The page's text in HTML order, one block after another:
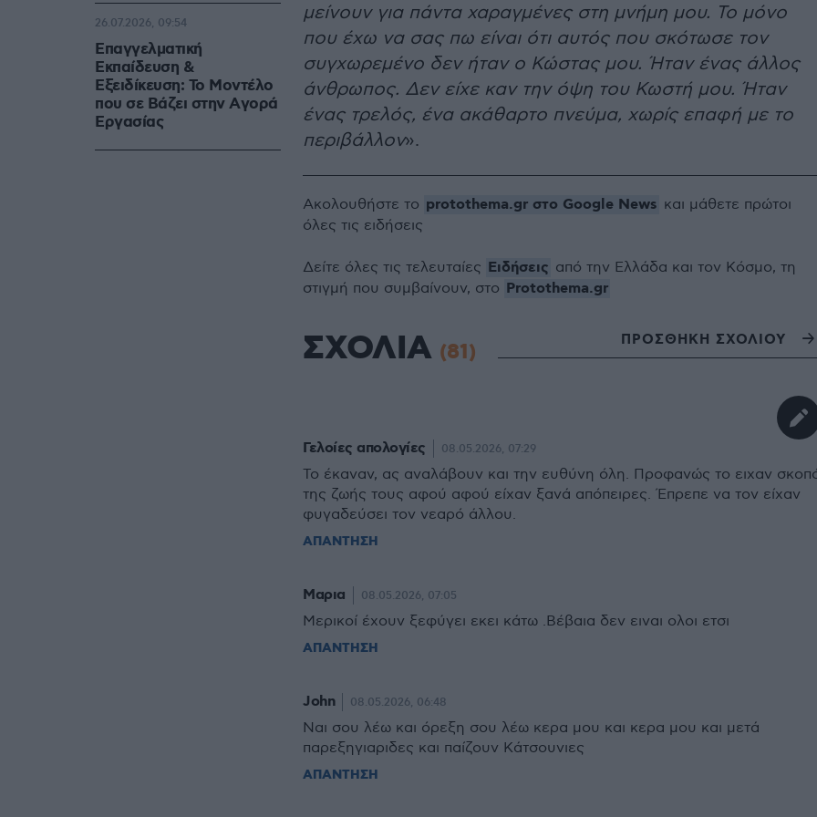
μείνουν για πάντα χαραγμένες στη μνήμη μου. Το μόνο
που έχω να σας πω είναι ότι αυτός που σκότωσε τον
συγχωρεμένο δεν ήταν ο Κώστας μου. Ήταν ένας άλλος
άνθρωπος. Δεν είχε καν την όψη του Κωστή μου. Ήταν
ένας τρελός, ένα ακάθαρτο πνεύμα, χωρίς επαφή με το
περιβάλλον».
Επαγγελματική
Εκπαίδευση &
Εξειδίκευση: Το Mοντέλο
που σε Bάζει στην Aγορά
Eργασίας
26.07.2026, 09:54
Ακολουθήστε το protothema.gr στο Google News και μάθετε πρώτοι
όλες τις ειδήσεις
Δείτε όλες τις τελευταίες Ειδήσεις από την Ελλάδα και τον Κόσμο, τη
στιγμή που συμβαίνουν, στο Protothema.gr
ΣΧΟΛΙΑ (81) ΠΡΟΣΘΗΚΗ ΣΧΟΛΙΟΥ
Γελοίες απολογίες 08.05.2026, 07:29
Το έκαναν, ας αναλάβουν και την ευθύνη όλη. Προφανώς το ειχαν
της ζωής τους αφού αφού είχαν ξανά απόπειρες. Έπρεπε να τον είχαν
φυγαδεύσει τον νεαρό άλλου.
ΑΠΑΝΤΗΣΗ
Μαρια 08.05.2026, 07:05
Μερικοί έχουν ξεφύγει εκει κάτω .Βέβαια δεν ειναι ολοι ετσι
ΑΠΑΝΤΗΣΗ
John 08.05.2026, 06:48
Ναι σου λέω και όρεξη σου λέω κερα μου και κερα μου και μετά
παρεξηγιαριδες και παίζουν Κάτσουνιες
ΑΠΑΝΤΗΣΗ